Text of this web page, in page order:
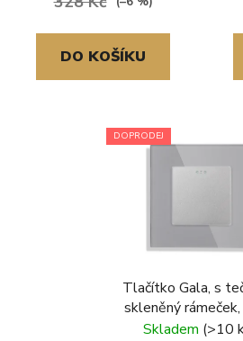
DO KOŠÍKU
DOPRODEJ
Tlačítko Gala, s
skleněný
Skladem (>10